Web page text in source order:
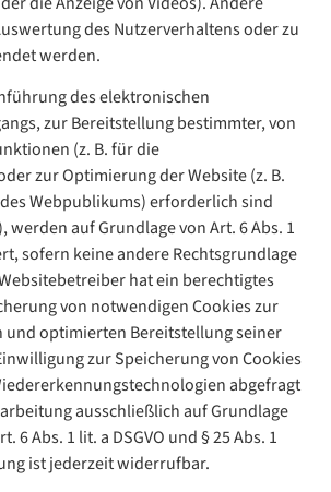
des Nutzerverhaltens oder zu
werden.
des elektronischen
zur Bereitstellung bestimmter, von
(z. B. für die
zur Optimierung der Website (z. B.
Webpublikums) erforderlich sind
werden auf Grundlage von Art. 6 Abs. 1
sofern keine andere Rechtsgrundlage
hat ein berechtigtes
von notwendigen Cookies zur
optimierten Bereitstellung seiner
zur Speicherung von Cookies
abgefragt
ausschließlich auf Grundlage
6 Abs. 1 lit. a DSGVO und § 25 Abs. 1
ist jederzeit widerrufbar.